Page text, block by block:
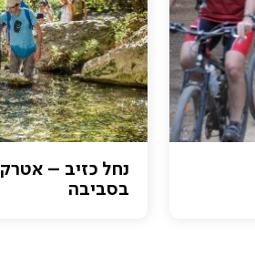
נחל כזיב –
בסביבה